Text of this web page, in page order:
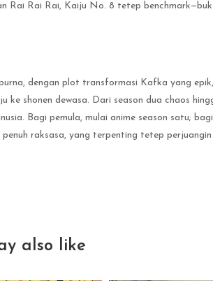
Rai Rai Rai, Kaiju No. 8 tetep
dengan plot transformasi Kafka yang epik,
shonen dewasa. Dari season dua chaos
Bagi pemula, mulai anime season satu;
raksasa, yang terpenting tetep perjuangin
also like